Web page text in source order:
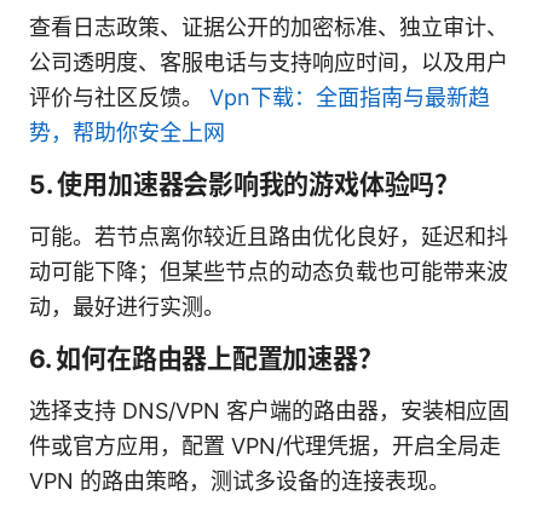
查看日志政策、证据公开的加密标准、独立审计、
公司透明度、客服电话与支持响应时间，以及用户
评价与社区反馈。 Vpn下载：全面指南与最新趋
势，帮助你安全上网
5. 使用加速器会影响我的游戏体验吗？
可能。若节点离你较近且路由优化良好，延迟和抖
动可能下降；但某些节点的动态负载也可能带来波
动，最好进行实测。
6. 如何在路由器上配置加速器？
选择支持 DNS/VPN 客户端的路由器，安装相应固
件或官方应用，配置 VPN/代理凭据，开启全局走
VPN 的路由策略，测试多设备的连接表现。